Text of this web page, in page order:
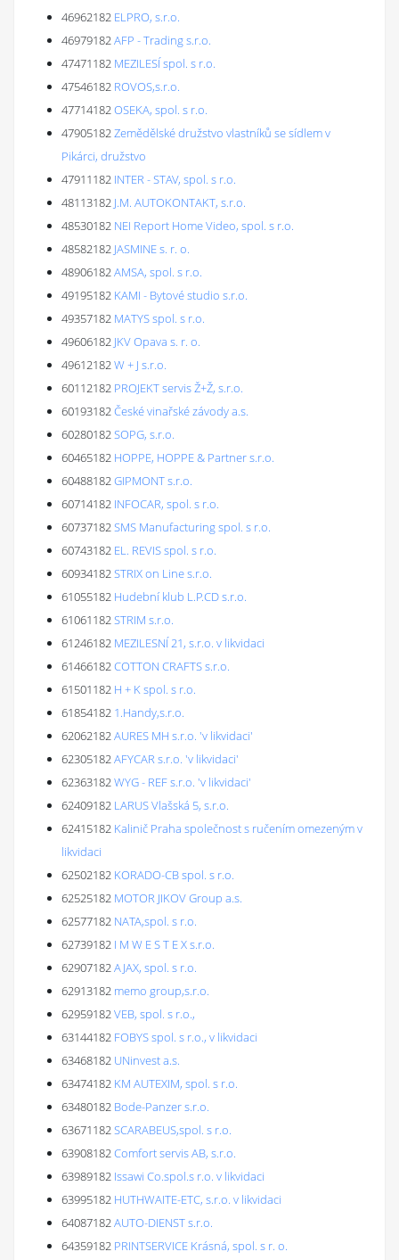
46962182 ELPRO, s.r.o.
46979182AFP - Trading s.r.o.
47471182 MEZILESÍ spol. s r.o.
47546182 ROVOS,s.r.o.
47714182OSEKA, spol. s r.o.
47905182Zemědělské družstvo vlastníků se sídlem v
Pikárci, družstvo
47911182 INTER - STAV, spol. s r.o.
48113182 J.M. AUTOKONTAKT, s.r.o.
48530182 NEI Report Home Video, spol. s r.o.
48582182 JASMINE s. r. o.
48906182AMSA, spol. s r.o.
49195182 KAMI - Bytové studio s.r.o.
49357182 MATYS spol. s r.o.
49606182 JKV Opava s. r. o.
49612182W + J s.r.o.
60112182 PROJEKT servis Ž+Ž, s.r.o.
60193182České vinařské závody a.s.
60280182SOPG, s.r.o.
60465182 HOPPE, HOPPE & Partner s.r.o.
60488182GIPMONT s.r.o.
60714182 INFOCAR, spol. s r.o.
60737182SMS Manufacturing spol. s r.o.
60743182 EL. REVIS spol. s r.o.
60934182STRIX on Line s.r.o.
61055182 Hudební klub L.P.CD s.r.o.
61061182STRIM s.r.o.
61246182 MEZILESNÍ 21, s.r.o. v likvidaci
61466182COTTON CRAFTS s.r.o.
61501182 H + K spol. s r.o.
61854182 1.Handy,s.r.o.
62062182AURES MH s.r.o. 'v likvidaci'
62305182AFYCAR s.r.o. 'v likvidaci'
62363182WYG - REF s.r.o. 'v likvidaci'
62409182 LARUS Vlašská 5, s.r.o.
62415182 Kalinič Praha společnost s ručením omezeným v
likvidaci
62502182 KORADO-CB spol. s r.o.
62525182 MOTOR JIKOV Group a.s.
62577182 NATA,spol. s r.o.
62739182 I M W E S T E X s.r.o.
62907182AJAX, spol. s r.o.
62913182 memo group,s.r.o.
62959182VEB, spol. s r.o.,
63144182 FOBYS spol. s r.o., v likvidaci
63468182 UNinvest a.s.
63474182 KM AUTEXIM, spol. s r.o.
63480182 Bode-Panzer s.r.o.
63671182SCARABEUS,spol. s r.o.
63908182Comfort servis AB, s.r.o.
63989182 Issawi Co.spol.s r.o. v likvidaci
63995182 HUTHWAITE-ETC, s.r.o. v likvidaci
64087182AUTO-DIENST s.r.o.
64359182 PRINTSERVICE Krásná, spol. s r. o.